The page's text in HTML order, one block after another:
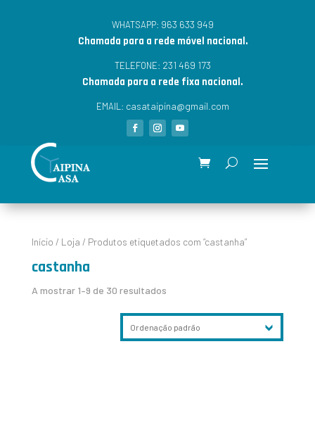
WHATSAPP: 963 633 949
Chamada para a rede móvel nacional.
TELEFONE: 231 469 173
Chamada para a rede fixa nacional.
EMAIL: casataipina@gmail.com
Início / Loja / Produtos etiquetados com “castanha”
castanha
A mostrar 1–9 de 30 resultados